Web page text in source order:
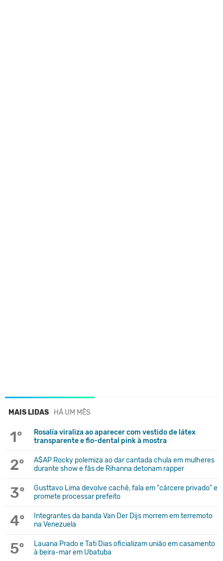
MAIS LIDAS HÁ UM MÊS
1º
Rosalía viraliza ao aparecer com vestido de látex
transparente e fio-dental pink à mostra
2º
A$AP Rocky polemiza ao dar cantada chula em mulheres
durante show e fãs de Rihanna detonam rapper
3º
Gusttavo Lima devolve cachê, fala em "cárcere privado" e
promete processar prefeito
4º
Integrantes da banda Van Der Dijs morrem em terremoto
na Venezuela
5º
Lauana Prado e Tati Dias oficializam união em casamento
à beira-mar em Ubatuba